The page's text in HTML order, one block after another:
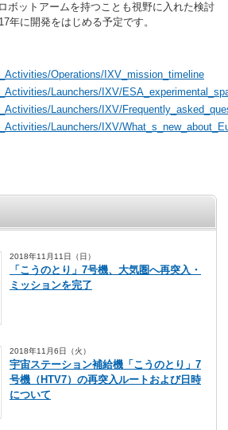
ボットアームを持つことも視野に入れた検討
年に開発をはじめる予定です。
Operations/IXV_mission_timeline
Launchers/IXV/
Launchers/IXV/
Launchers/IXV/
2018年11月11日（日）
「こうのとり」7号機、大気圏へ再突入・
ミッションを完了
2018年11月6日（火）
宇宙ステーション補給機「こうのとり」7
号機（HTV7）の再突入ルートおよび日時
について